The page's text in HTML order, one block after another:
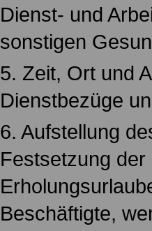
Dienst- und
sonstigen
5. Zeit, Ort und
Dienstbezüge
6. Aufstellung
Festsetzung
Beschäftigte,